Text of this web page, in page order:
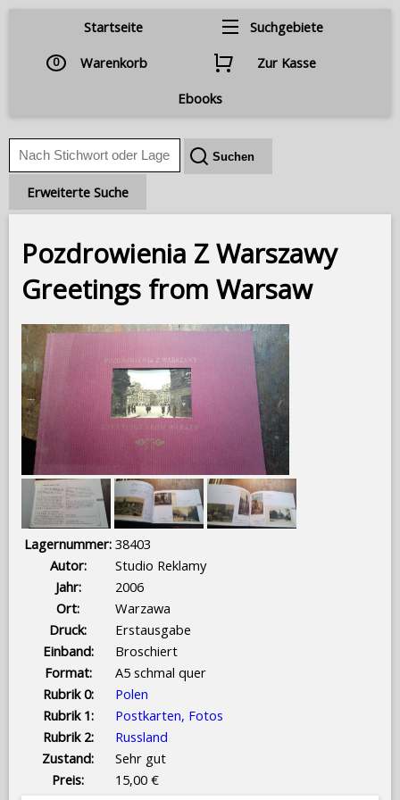
Startseite Suchgebiete
0 Warenkorb
Zur Kasse
Ebooks
Erweiterte Suche
Pozdrowienia Z Warszawy
Greetings from Warsaw
Lagernummer: 38403
Autor:
Studio Reklamy
Jahr:
2006
Ort:
Warzawa
Druck:
Erstausgabe
Einband:
Broschiert
Format:
A5 schmal quer
Rubrik 0:
Polen
Rubrik 1:
Postkarten, Fotos
Rubrik 2:
Russland
Zustand:
Sehr gut
Preis:
15,00 €